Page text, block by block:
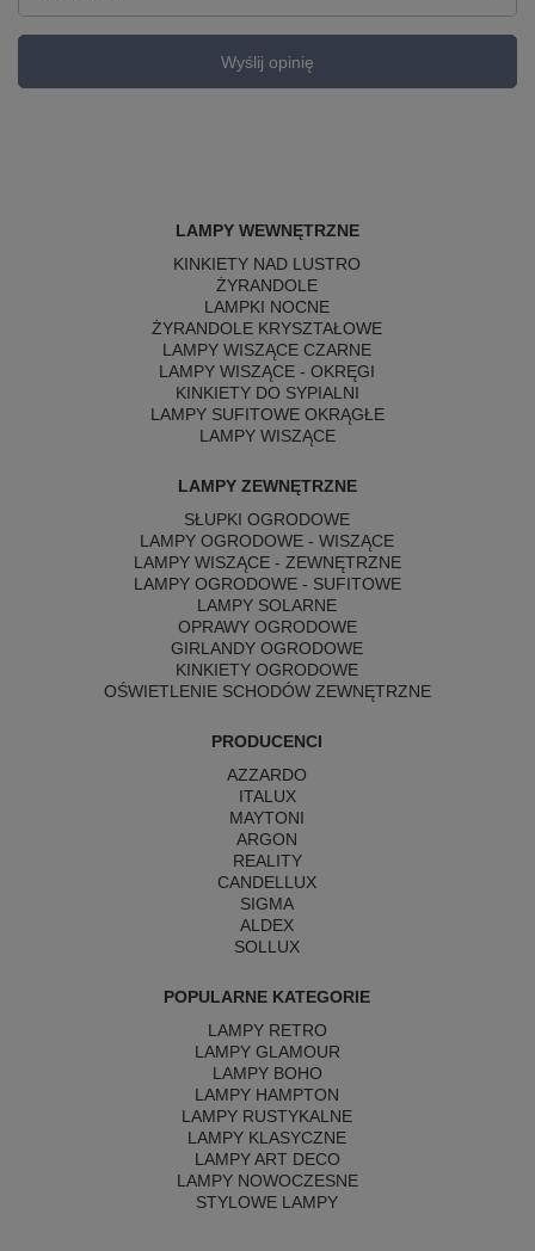
Wyślij opinię
LAMPY WEWNĘTRZNE
KINKIETY NAD LUSTRO
ŻYRANDOLE
LAMPKI NOCNE
ŻYRANDOLE KRYSZTAŁOWE
LAMPY WISZĄCE CZARNE
LAMPY WISZĄCE - OKRĘGI
KINKIETY DO SYPIALNI
LAMPY SUFITOWE OKRĄGŁE
LAMPY WISZĄCE
LAMPY ZEWNĘTRZNE
SŁUPKI OGRODOWE
LAMPY OGRODOWE - WISZĄCE
LAMPY WISZĄCE - ZEWNĘTRZNE
LAMPY OGRODOWE - SUFITOWE
LAMPY SOLARNE
OPRAWY OGRODOWE
GIRLANDY OGRODOWE
KINKIETY OGRODOWE
OŚWIETLENIE SCHODÓW ZEWNĘTRZNE
PRODUCENCI
AZZARDO
ITALUX
MAYTONI
ARGON
REALITY
CANDELLUX
SIGMA
ALDEX
SOLLUX
POPULARNE KATEGORIE
LAMPY RETRO
LAMPY GLAMOUR
LAMPY BOHO
LAMPY HAMPTON
LAMPY RUSTYKALNE
LAMPY KLASYCZNE
LAMPY ART DECO
LAMPY NOWOCZESNE
STYLOWE LAMPY